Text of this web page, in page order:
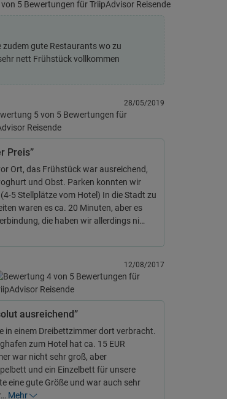
zudem gute Restaurants wo zu
nett Frühstück vollkommen
28/05/2019
Preis”
Ort, das Frühstück war ausreichend,
und Obst. Parken konnten wir
5 Stellplätze vom Hotel) In die Stadt zu
waren es ca. 20 Minuten, aber es
die haben wir allerdings ni…
12/08/2017
ausreichend”
in einem Dreibettzimmer dort verbracht.
zum Hotel hat ca. 15 EUR
war nicht sehr groß, aber
und ein Einzelbett für unsere
eine gute Größe und war auch sehr
Mehr